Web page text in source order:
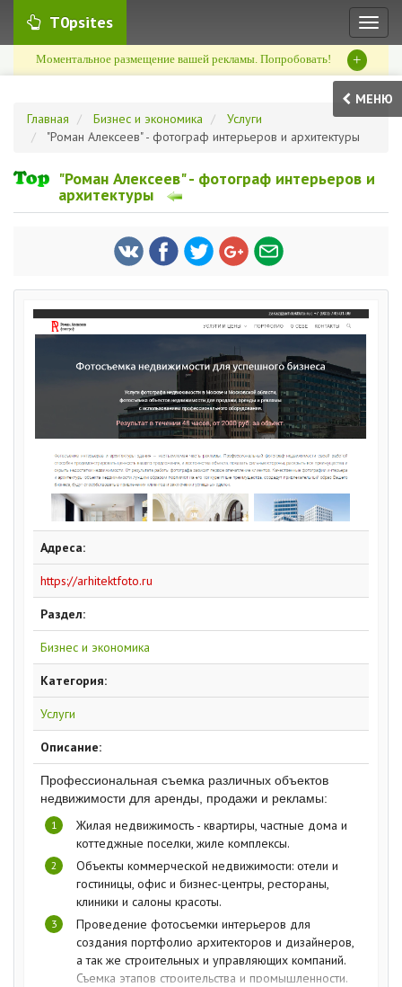
T0psites
Моментальное размещение вашей рекламы. Попробовать! +
МЕНЮ
Главная
Бизнес и экономика
Услуги
"Роман Алексеев" - фотограф интерьеров и архитектуры
"Роман Алексеев" - фотограф интерьеров и
архитектуры
Адреса:
https://arhitektfoto.ru
Раздел:
Бизнес и экономика
Категория:
Услуги
Описание:
Профессиональная съемка различных объектов
недвижимости для аренды, продажи и рекламы:
Жилая недвижимость - квартиры, частные дома и
коттеджные поселки, жиле комплексы.
Объекты коммерческой недвижимости: отели и
гостиницы, офис и бизнес-центры, рестораны,
клиники и салоны красоты.
Проведение фотосъемки интерьеров для
создания портфолио архитекторов и дизайнеров,
а так же строительных и управляющих компаний.
Съемка этапов строительства и промышленности.